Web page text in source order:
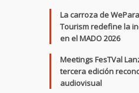
La carroza de
Tourism redefine la
en el MADO 2026
Meetings FesTVal
tercera edición
audiovisual